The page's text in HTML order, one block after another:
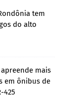
tem
do alto
mais
em ônibus de
425